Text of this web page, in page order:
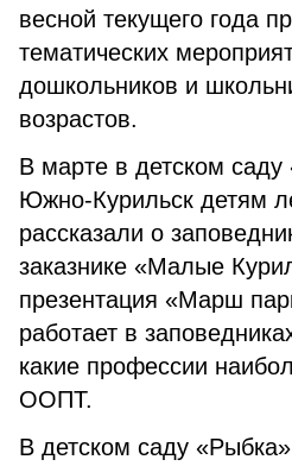
весной текущего года
тематических
дошкольников и
возрастов.
В марте в детском саду
Южно-Курильск детям
рассказали о
заказнике «Малые
презентация «Марш
работает в
какие профессии
ООПТ.
В детском саду